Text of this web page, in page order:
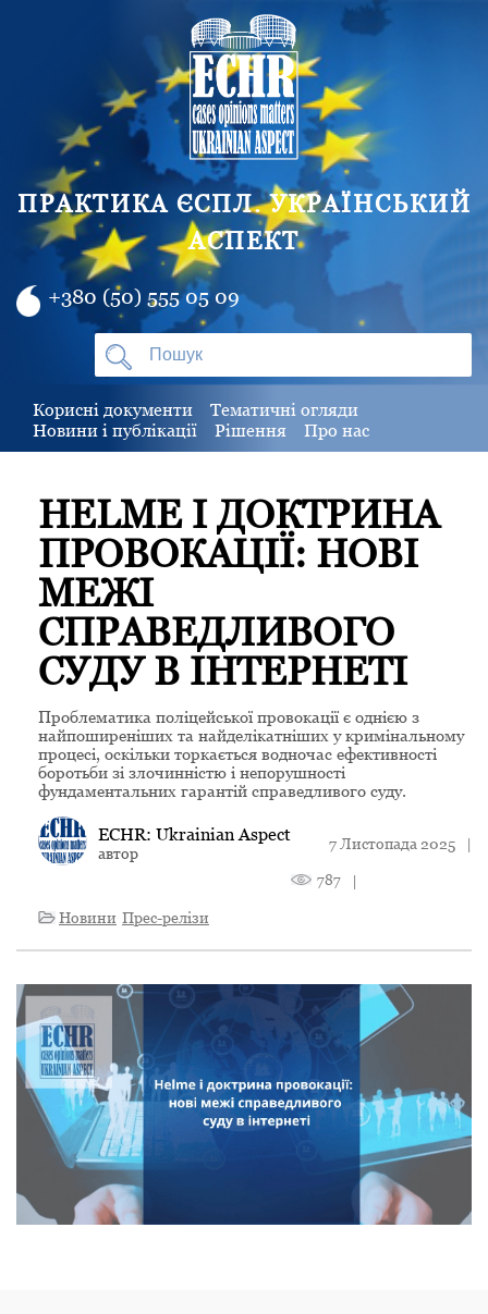
ПРАКТИКА ЄСПЛ. УКРАЇНСЬКИЙ
АСПЕКТ
+380 (50) 555 05 09
Корисні документи
Тематичні огляди
Новини і публікації
Рішення Про нас
HELME І ДОКТРИНА
ПРОВОКАЦІЇ: НОВІ
МЕЖІ
СПРАВЕДЛИВОГО
СУДУ В ІНТЕРНЕТІ
Проблематика поліцейської провокації є однією з
найпоширеніших та найделікатніших у кримінальному
процесі, оскільки торкається водночас ефективності
боротьби зі злочинністю і непорушності
фундаментальних гарантій справедливого суду.
ECHR: Ukrainian Aspect
автор
7 Листопада 2025 |
787
|
Новини Прес-релізи